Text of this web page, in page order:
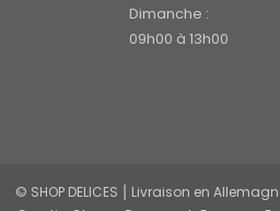
Dimanche :
09h00 à 13h00
© SHOP DELICES ⎮ Livraison en